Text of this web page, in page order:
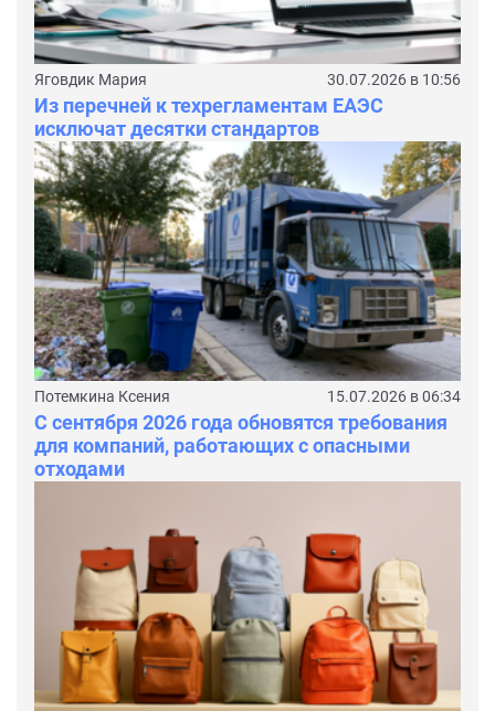
Яговдик Мария 30.07.2026 в 10:56
Из перечней к техрегламентам ЕАЭС
исключат десятки стандартов
Потемкина Ксения 15.07.2026 в 06:34
С сентября 2026 года обновятся требования
для компаний, работающих с опасными
отходами